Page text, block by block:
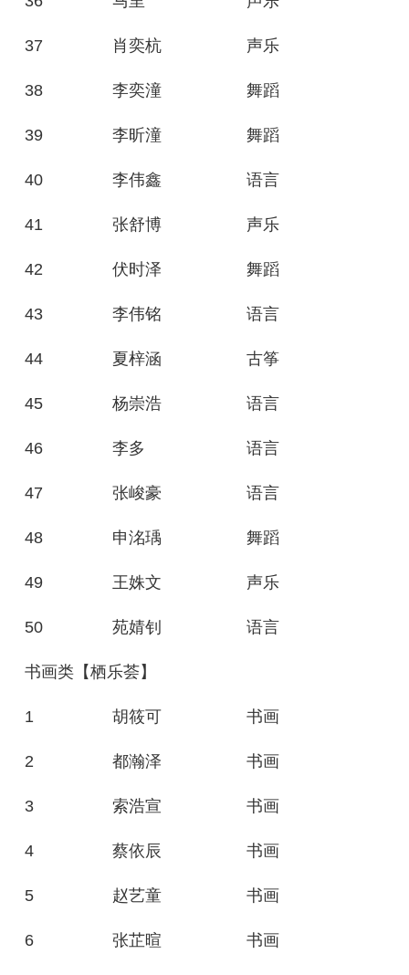
37 肖奕杭 声乐
38 李奕潼 舞蹈
39 李昕潼 舞蹈
40 李伟鑫 语言
41 张舒博 声乐
42 伏时泽 舞蹈
43 李伟铭 语言
44 夏梓涵 古筝
45 杨崇浩 语言
46 李多 语言
47 张峻豪 语言
48 申洺瑀 舞蹈
49 王姝文 声乐
50 苑婧钊 语言
书画类【栖乐荟】
1 胡筱可 书画
2 都瀚泽 书画
3 索浩宣 书画
4 蔡依辰 书画
5 赵艺童 书画
6 张芷暄 书画